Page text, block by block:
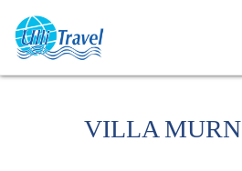
VILLA MURN